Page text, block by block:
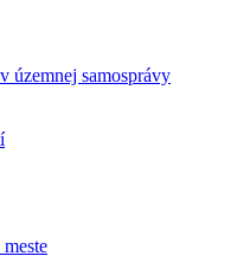
územnej samosprávy